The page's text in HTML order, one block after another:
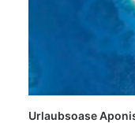
Urlaubsoase